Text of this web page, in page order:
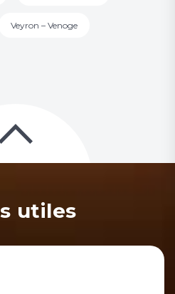
Veyron – Venoge
utiles